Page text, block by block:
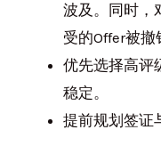
波及。同时，
受的Offer被撤
优先选择高评
稳定。
提前规划签证